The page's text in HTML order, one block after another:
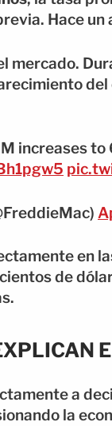
Hace
mercado.
increases to
en
de
a
la